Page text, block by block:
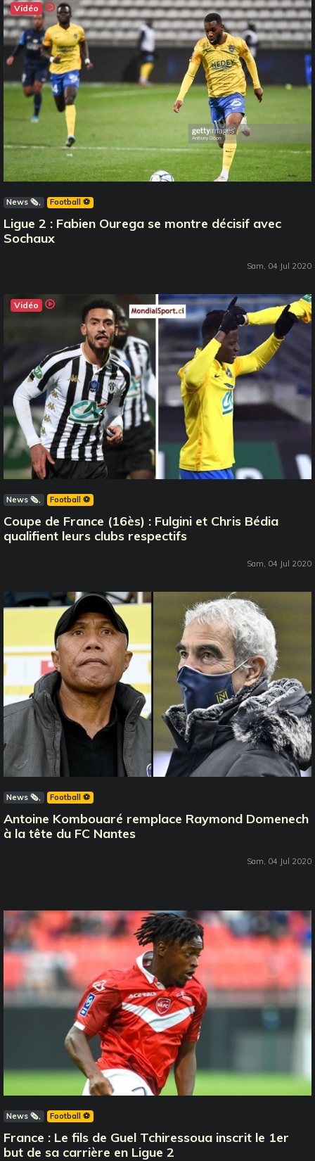
Vidéo
News 🗞️ Football ⚽️
Ligue 2 : Fabien Ourega se montre décisif avec
Sochaux
Sam, 04 Jul 2020
Vidéo
News 🗞️ Football ⚽️
Coupe de France (16ès) : Fulgini et Chris Bédia
qualifient leurs clubs respectifs
Sam, 04 Jul 2020
News 🗞️ Football ⚽️
Antoine Kombouaré remplace Raymond Domenech
à la tête du FC Nantes
Sam, 04 Jul 2020
News 🗞️ Football ⚽️
France : Le fils de Guel Tchiressoua inscrit le 1er
but de sa carrière en Ligue 2